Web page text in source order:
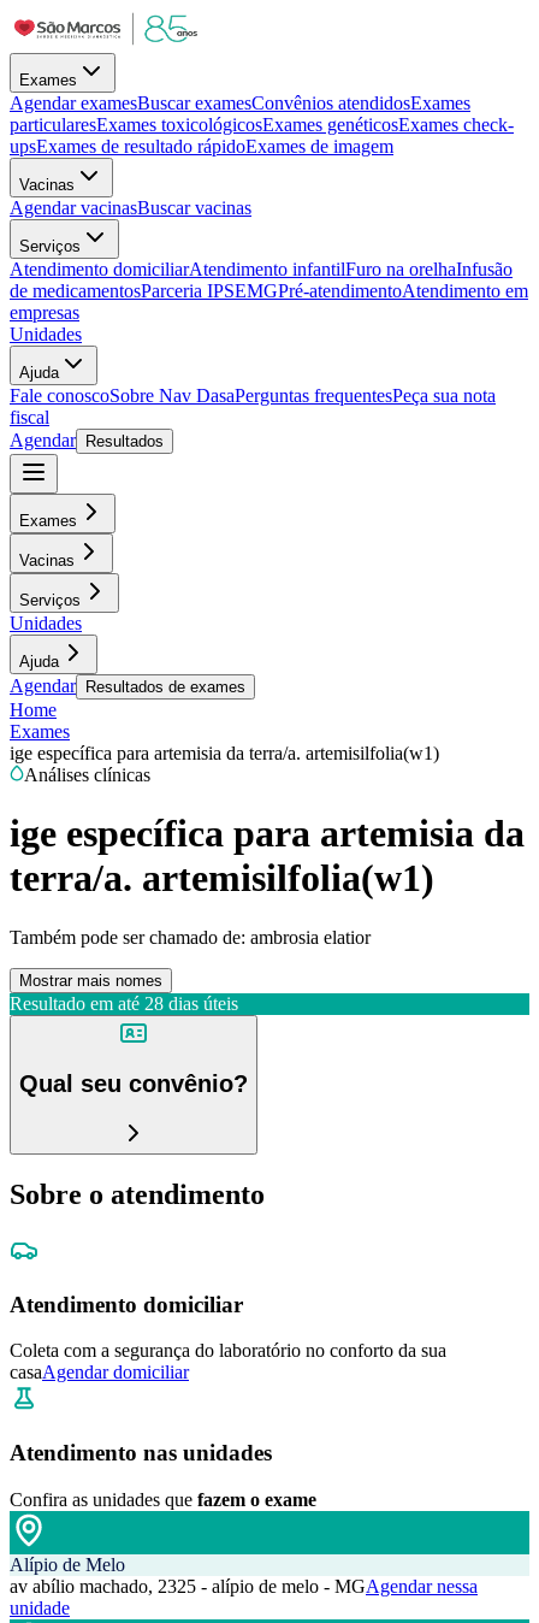
Exames
Agendar examesBuscar examesConvênios atendidosExames
particularesExames toxicológicosExames genéticosExames check-
upsExames de resultado rápidoExames de imagem
Vacinas
Agendar vacinasBuscar vacinas
Serviços
Atendimento domiciliarAtendimento infantilFuro na orelhaInfusão
de medicamentosParceria IPSEMGPré-atendimentoAtendimento em
empresas
Unidades
Ajuda
Fale conoscoSobre Nav DasaPerguntas frequentesPeça sua nota
fiscal
Agendar
Resultados
Exames
Vacinas
Serviços
Unidades
Ajuda
Agendar Resultados de exames
Home
Exames
ige específica para artemisia da terra/a. artemisilfolia(w1)
Análises clínicas
ige específica para artemisia da
terra/a. artemisilfolia(w1)
Também pode ser chamado de: ambrosia elatior
Mostrar mais nomes
Resultado em até 28 dias úteis
Qual seu convênio?
Sobre o atendimento
Atendimento domiciliar
Coleta com a segurança do laboratório no conforto da sua
casaAgendar domiciliar
Atendimento nas unidades
Confira as unidades que fazem o exame
Alípio de Melo
av abílio machado, 2325 - alípio de melo - MGAgendar nessa
unidade